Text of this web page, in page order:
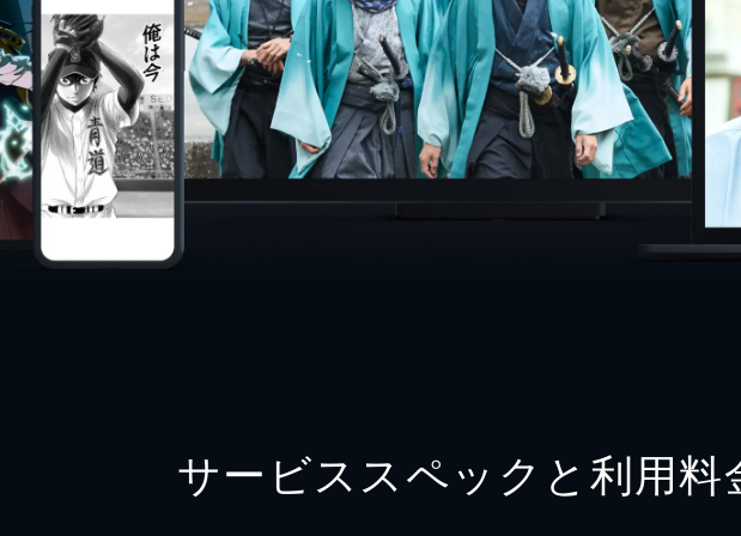
サービススペックと利用料